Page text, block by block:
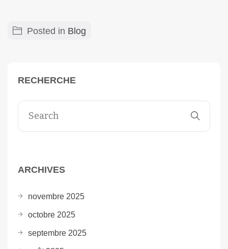
Posted in Blog
RECHERCHE
ARCHIVES
novembre 2025
octobre 2025
septembre 2025